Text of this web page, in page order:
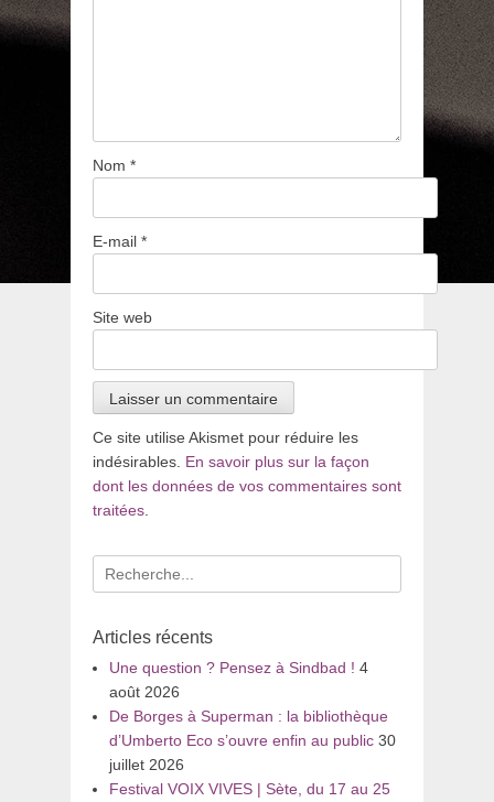
Nom *
E-mail *
Site web
Ce site utilise Akismet pour réduire les
indésirables. En savoir plus sur la façon
dont les données de vos commentaires sont
traitées
Recherche
pour
Articles récents
Une question ? Pensez à Sindbad ! 4
août 2026
De Borges à Superman : la bibliothèque
d’Umberto Eco s’ouvre enfin au public 30
juillet 2026
Festival VOIX VIVES | Sète, du 17 au 25